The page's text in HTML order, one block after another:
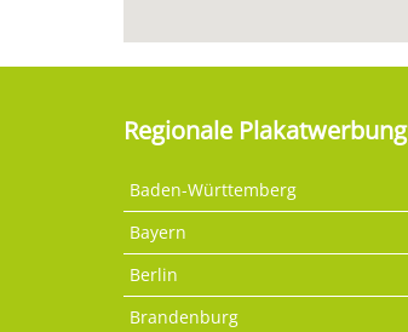
Regionale Plakatwerbung
Baden-Württemberg
Bayern
Berlin
Brandenburg